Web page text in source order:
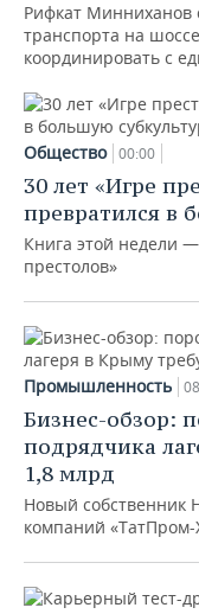
Рифкат Минниханов
транспорта на
координировать с
Общество 00:00
30 лет «Игре
превратился в
Книга этой недели
престолов»
Промышленность
Бизнес-обзор:
подрядчика
1,8 млрд
Новый собственник
компаний «ТатПром-